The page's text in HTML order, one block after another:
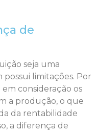
de
seja uma
limitações. Por
consideração os
a produção, o que
da rentabilidade
a diferença de